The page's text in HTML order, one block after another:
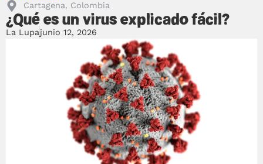
Cartagena, Colombia
¿Qué es un virus explicado fácil?
La Lupajunio 12, 2026